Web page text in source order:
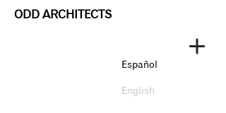
ODD ARCHITECTS
Español
English